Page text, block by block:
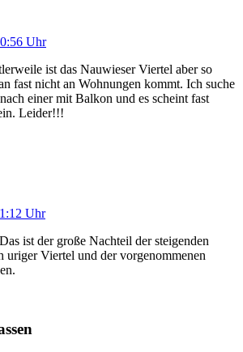
Uhr
ist das Nauwieser Viertel aber so
fast nicht an Wohnungen kommt. Ich suche
einer mit Balkon und es scheint fast
Leider!!!
Uhr
ist der große Nachteil der steigenden
uriger Viertel und der vorgenommenen